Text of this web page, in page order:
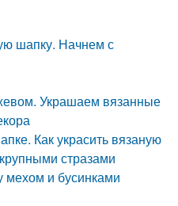
шапку. Начнем с
Украшаем вязанные
Как украсить вязаную
стразами
мехом и бусинками